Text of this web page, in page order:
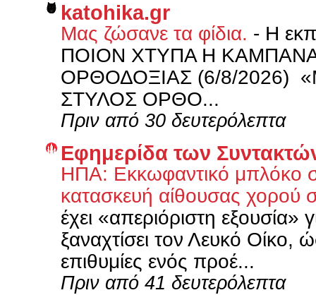
katohika.gr
Μας ζώσανε τα φίδια. - Η
ΠΟΙΟΝ ΧΤΥΠΑ Η ΚΑΜΠΑΝΑ’
ΟΡΘΟΔΟΞΙΑΣ (6/8/2026)
ΣΤΥΛΟΣ ΟΡΘΟ...
Πριν από 30 δευτερόλεπτα
Εφημερίδα των
ΗΠΑ: Εκκωφαντικό μπλόκο
κατασκευή αίθουσας χορού
έχει «απεριόριστη εξουσία»
ξαναχτίσει τον Λευκό Οίκο,
επιθυμίες ενός προέ...
Πριν από 41 δευτερόλεπτα